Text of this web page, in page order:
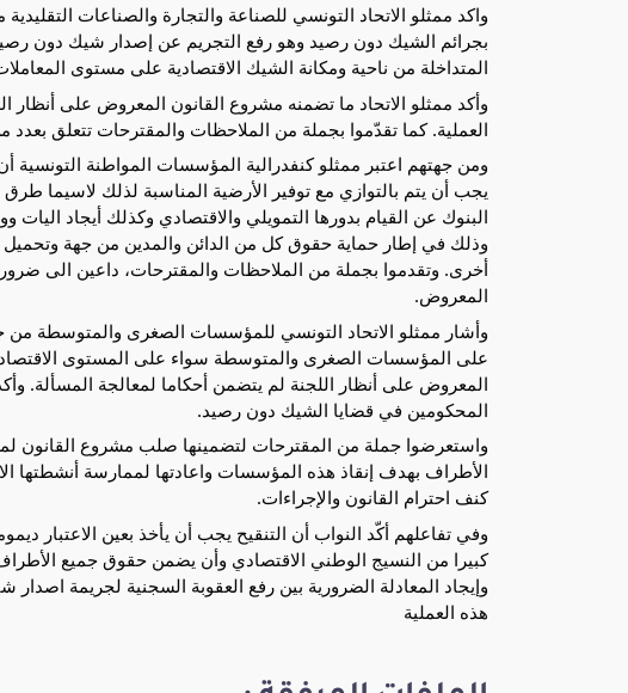
واكد ممثلو الاتحاد التونسي للصناعة والتجارة والصناعات التقليدية
بجرائم الشيك دون رصيد وهو رفع التجريم عن إصدار شيك دون
المتداخلة من ناحية ومكانة الشيك الاقتصادية على مستوى
وأكد ممثلو الاتحاد ما تضمنه مشروع القانون المعروض على أنظار
العملية. كما تقدّموا بجملة من الملاحظات والمقترحات تتعلق
ومن جهتهم اعتبر ممثلو كنفدرالية المؤسسات المواطنة
يجب أن يتم بالتوازي مع توفير الأرضية المناسبة لذلك لاسيما
البنوك عن القيام بدورها التمويلي والاقتصادي وكذلك أيجاد اليات
وذلك في إطار حماية حقوق كل من الدائن والمدين من جهة وتحميل
أخرى. وتقدموا بجملة من الملاحظات والمقترحات، داعين الى
المعروض.
وأشار ممثلو الاتحاد التونسي للمؤسسات الصغرى والمتوسطة
على المؤسسات الصغرى والمتوسطة سواء على المستوى
المعروض على أنظار اللجنة لم يتضمن أحكاما لمعالجة المسألة.
المحكومين في قضايا الشيك دون رصيد.
واستعرضوا جملة من المقترحات لتضمينها صلب مشروع
الأطراف بهدف إنقاذ هذه المؤسسات واعادتها لممارسة أنشطتها
كنف احترام القانون والإجراءات.
وفي تفاعلهم أكّد النواب أن التنقيح يجب أن يأخذ بعين الاعتبار
كبيرا من النسيج الوطني الاقتصادي وأن يضمن حقوق جميع
وإيجاد المعادلة الضرورية بين رفع العقوبة السجنية لجريمة
هذه العملية